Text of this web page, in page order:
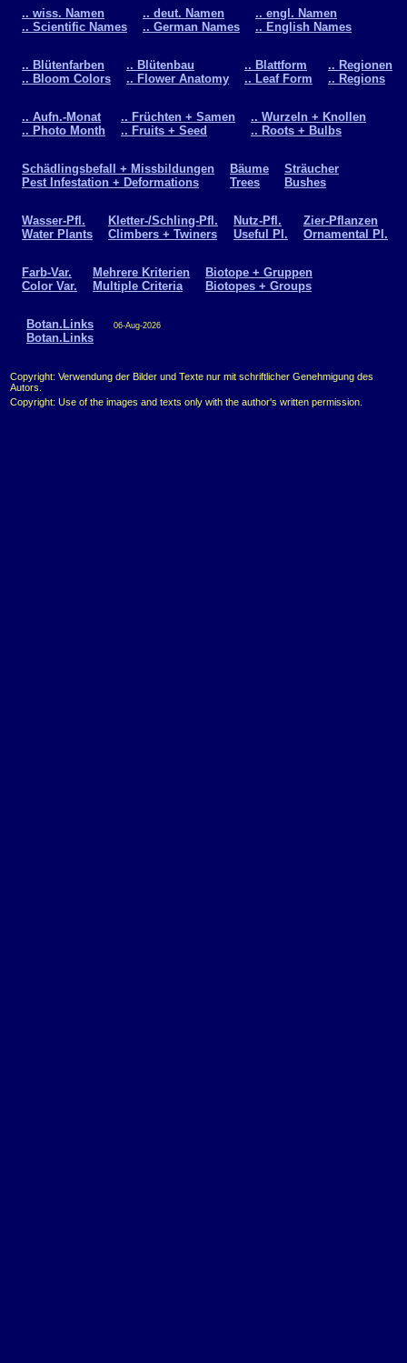
.. wiss. Namen
.. Scientific Names
.. deut. Namen
.. German Names
.. engl. Namen
.. English Names
.. Blütenfarben
.. Bloom Colors
.. Blütenbau
.. Flower Anatomy
.. Blattform
.. Leaf Form
.. Regionen
.. Regions
.. Aufn.-Monat
.. Photo Month
.. Früchten + Samen
.. Fruits + Seed
.. Wurzeln + Knollen
.. Roots + Bulbs
Schädlingsbefall + Missbildungen
Pest Infestation + Deformations
Bäume
Trees
Sträucher
Bushes
Wasser-Pfl.
Water Plants
Kletter-/Schling-Pfl.
Climbers + Twiners
Nutz-Pfl.
Useful Pl.
Zier-Pflanzen
Ornamental Pl.
Farb-Var.
Color Var.
Mehrere Kriterien
Multiple Criteria
Biotope + Gruppen
Biotopes + Groups
Botan.Links
Botan.Links
06-Aug-2026
Copyright: Verwendung der Bilder und Texte nur mit schriftlicher Genehmigung des
Autors.
Copyright: Use of the images and texts only with the author's written permission.